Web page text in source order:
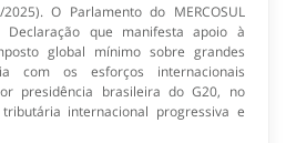
2025). O Parlamento do MERCOSUL
Declaração que manifesta apoio à
global mínimo sobre grandes
com os esforços internacionais
presidência brasileira do G20, no
internacional progressiva e